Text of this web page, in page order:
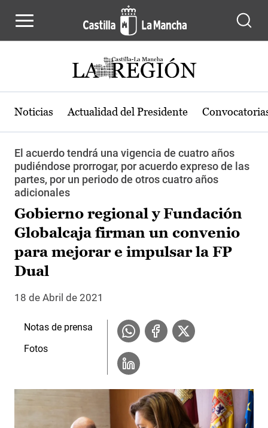
Noticias Actualidad del Presidente
El acuerdo tendrá una vigencia de cuatro años
pudiéndose prorrogar, por acuerdo expreso de las
partes, por un periodo de otros cuatro años
adicionales
Gobierno regional y Fundación
Globalcaja firman un convenio
para mejorar e impulsar la FP
Dual
18 de Abril de 2021
Notas de prensa
Fotos